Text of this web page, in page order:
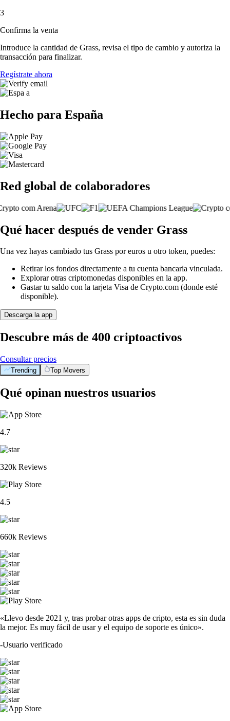
3
Confirma la venta
Introduce la cantidad de Grass, revisa el tipo de cambio y autoriza la
transacción para finalizar.
Regístrate ahora
Hecho para España
Red global de colaboradores
Qué hacer después de vender Grass
Una vez hayas cambiado tus Grass por euros u otro token, puedes:
Retirar los fondos directamente a tu cuenta bancaria vinculada.
Explorar otras criptomonedas disponibles en la app.
Gastar tu saldo con la tarjeta Visa de Crypto.com (donde esté
disponible).
Descarga la app
Descubre más de 400 criptoactivos
Consultar precios
Trending Top Movers
Qué opinan nuestros usuarios
4.7
320k Reviews
4.5
660k Reviews
«Llevo desde 2021 y, tras probar otras apps de cripto, esta es sin duda
la mejor. Es muy fácil de usar y el equipo de soporte es único».
-Usuario verificado